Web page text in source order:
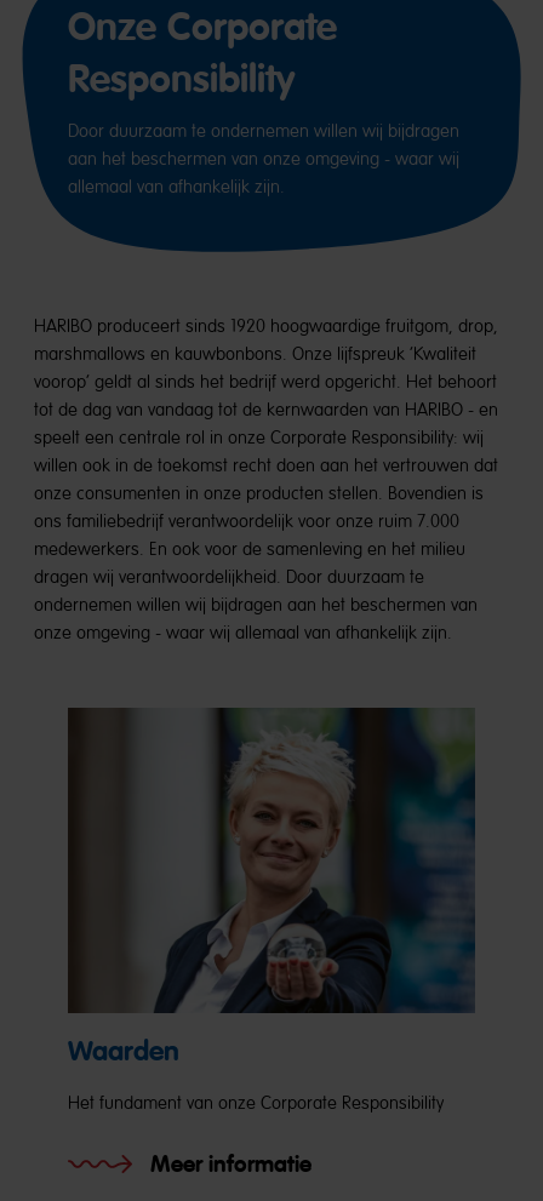
Onze Corporate
Responsibility
Door duurzaam te ondernemen willen wij bijdragen
aan het beschermen van onze omgeving - waar wij
allemaal van afhankelijk zijn.
HARIBO produceert sinds 1920 hoogwaardige fruitgom, drop,
marshmallows en kauwbonbons. Onze lijfspreuk ‘Kwaliteit
voorop’ geldt al sinds het bedrijf werd opgericht. Het behoort
tot de dag van vandaag tot de kernwaarden van HARIBO - en
speelt een centrale rol in onze Corporate Responsibility: wij
willen ook in de toekomst recht doen aan het vertrouwen dat
onze consumenten in onze producten stellen. Bovendien is
ons familiebedrijf verantwoordelijk voor onze ruim 7.000
medewerkers. En ook voor de samenleving en het milieu
dragen wij verantwoordelijkheid. Door duurzaam te
ondernemen willen wij bijdragen aan het beschermen van
onze omgeving - waar wij allemaal van afhankelijk zijn.
Waarden
Het fundament van onze Corporate Responsibility
Meer informatie